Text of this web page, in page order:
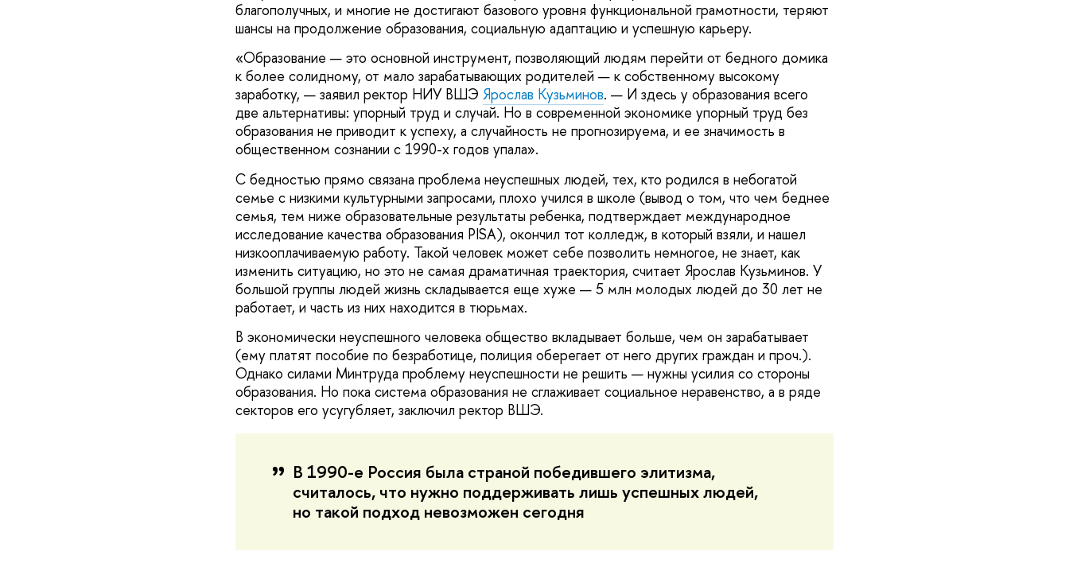
благополучных, и многие не достигают базового уровня функциональной грамотности, теряют
шансы на продолжение образования, социальную адаптацию и успешную карьеру.
«Образование — это основной инструмент, позволяющий людям перейти от бедного домика
к более солидному, от мало зарабатывающих родителей — к собственному высокому
заработку, — заявил ректор НИУ ВШЭ Ярослав Кузьминов. — И здесь у образования всего
две альтернативы: упорный труд и случай. Но в современной экономике упорный труд без
образования не приводит к успеху, а случайность не прогнозируема, и ее значимость в
общественном сознании с 1990-х годов упала».
С бедностью прямо связана проблема неуспешных людей, тех, кто родился в небогатой
семье с низкими культурными запросами, плохо учился в школе (вывод о том, что чем беднее
семья, тем ниже образовательные результаты ребенка, подтверждает международное
исследование качества образования PISA), окончил тот колледж, в который взяли, и нашел
низкооплачиваемую работу. Такой человек может себе позволить немногое, не знает, как
изменить ситуацию, но это не самая драматичная траектория, считает Ярослав Кузьминов. У
большой группы людей жизнь складывается еще хуже — 5 млн молодых людей до 30 лет не
работает, и часть из них находится в тюрьмах.
В экономически неуспешного человека общество вкладывает больше, чем он зарабатывает
(ему платят пособие по безработице, полиция оберегает от него других граждан и проч.).
Однако силами Минтруда проблему неуспешности не решить — нужны усилия со стороны
образования. Но пока система образования не сглаживает социальное неравенство, а в ряде
секторов его усугубляет, заключил ректор ВШЭ.
В 1990-е Россия была страной победившего элитизма,
считалось, что нужно поддерживать лишь успешных людей,
но такой подход невозможен сегодня